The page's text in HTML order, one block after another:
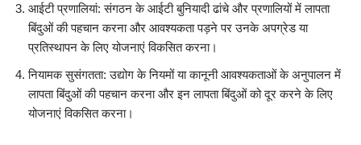
आईटी प्रणालियां: संगठन के आईटी बुनियादी ढांचे और प्रणालियों में लापता
बिंदुओं की पहचान करना और आवश्यकता पड़ने पर उनके अपग्रेड या
प्रतिस्थापन के लिए योजनाएं विकसित करना।
नियामक सुसंगतता: उद्योग के नियमों या कानूनी आवश्यकताओं के अनुपालन में
लापता बिंदुओं की पहचान करना और इन लापता बिंदुओं को दूर करने के लिए
योजनाएं विकसित करना।